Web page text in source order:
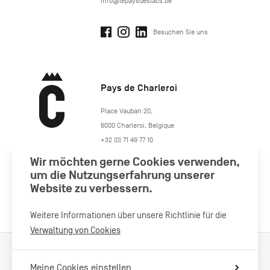
Besuchen Sie uns
Pays de Charleroi
https://www.paysdecharleroi.be/
Place Vauban 20,
6000 Charleroi Belgique
+32 (0) 71 49 77 10
Besuchen Sie uns
Wir möchten gerne Cookies verwenden,
um die Nutzungserfahrung unserer
Website zu verbessern.
Weitere Informationen über unsere Richtlinie für die
Verwaltung von Cookies
Meine Cookies einstellen